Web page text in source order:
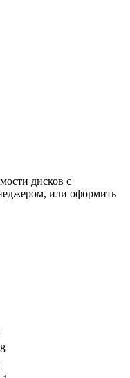
дисков с
или оформить